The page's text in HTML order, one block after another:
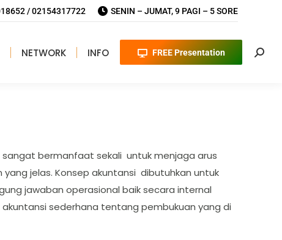
/ 02154317722 SENIN – JUMAT, 9 PAGI – 5 SORE
NETWORK INFO FREE Presentation
bermanfaat sekali untuk menjaga arus
jelas. Konsep akuntansi dibutuhkan untuk
jawaban operasional baik secara internal
sederhana tentang pembukuan yang di